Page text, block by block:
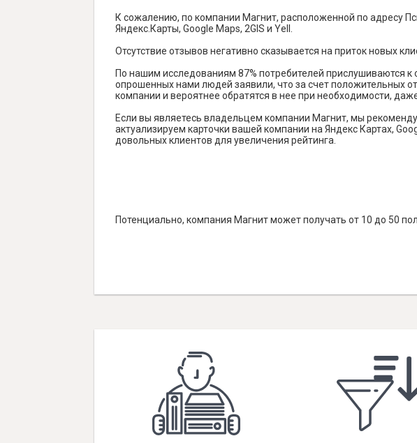
К сожалению, по компании Магнит, расположенной по адресу
Яндекс.Карты, Google Maps, 2GIS и Yell.
Отсутствие отзывов негативно сказывается на приток новых
По нашим исследованиям 87% потребителей прислушиваются
опрошенных нами людей заявили, что за счет положительных
компании и вероятнее обратятся в нее при необходимости,
Если вы являетесь владельцем компании Магнит, мы
актуализируем карточки вашей компании на Яндекс Картах,
довольных клиентов для увеличения рейтинга.
Потенциально, компания Магнит может получать от 10 до 50